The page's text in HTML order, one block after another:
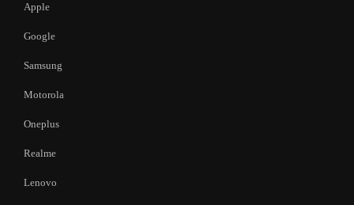
Apple
Google
Samsung
Motorola
Oneplus
Realme
Lenovo